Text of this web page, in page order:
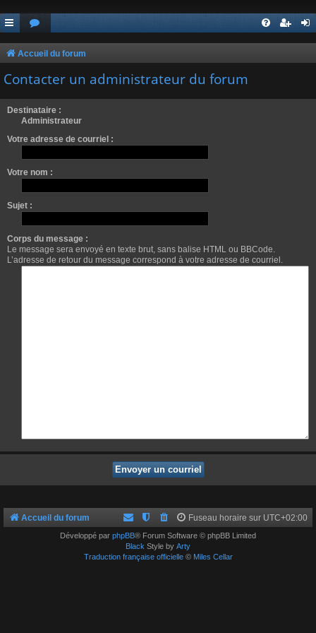
Accueil du forum
Contacter un administrateur du forum
Destinataire :
Administrateur
Votre adresse de courriel :
Votre nom :
Sujet :
Corps du message :
Le message sera envoyé en texte brut, sans balise HTML ou BBCode.
L’adresse de retour du message correspond à votre adresse de courriel.
Accueil du forum Fuseau horaire sur UTC+02:00
Développé par phpBB® Forum Software © phpBB Limited
Black Style by Arty
Traduction française officielle© Miles Cellar